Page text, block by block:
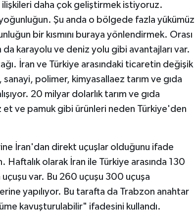
ilişkileri daha çok geliştirmek istiyoruz.
yoğunluğun. Şu anda o bölgede fazla yükümüz
bir kısmını buraya yönlendirmek. Orası
karayolu ve deniz yolu gibi avantajları var.
İran ve Türkiye arasındaki ticaretin değişik
polimer, kimyasallaez tarım ve gıda
20 milyar dolarlık tarım ve gıda
et ve pamuk gibi ürünleri neden Türkiye'den
İran'dan direkt uçuşlar olduğunu ifade
olarak İran ile Türkiye arasında 130
uçuşu var. Bu 260 uçuşu 300 uçuşa
yapılıyor. Bu tarafta da Trabzon anahtar
kavuşturulabilir" ifadesini kullandı.